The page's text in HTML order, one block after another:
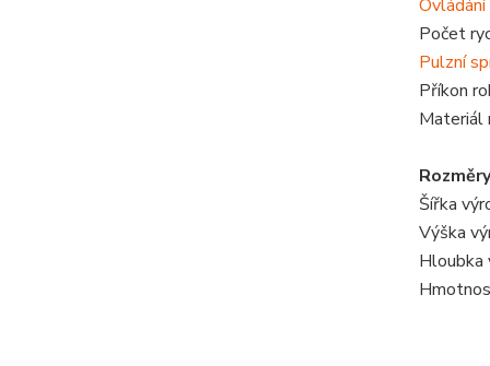
Ovládání
Počet
Pulzní
Příkon
Materiál
Šířka
Výška
Hloubka